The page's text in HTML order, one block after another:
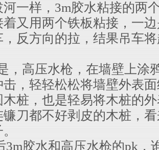
一样，3m胶水粘接的两
又用两个铁板粘接，一
反方向的拉，结果吊车
高压水枪，在墙壁上涂
，轻轻松松将墙壁外表
木桩，也是轻易将木桩的
刀都不好剥皮的木桩，
胶水和高压水枪的pk，